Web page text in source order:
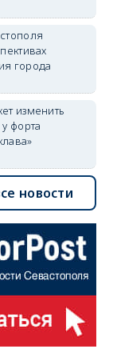
он,
города
изменить
форта
новости